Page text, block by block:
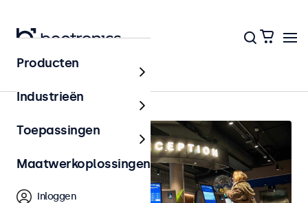
Home
Producten
Industrieën
Toepassingen
Maatwerkoplossingen
Inloggen